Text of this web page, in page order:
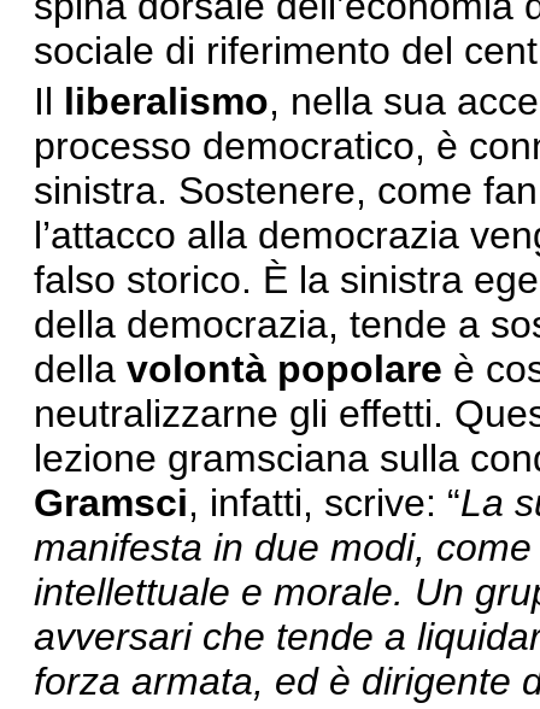
sociale di riferimento del
Il liberalismo, nella sua
processo democratico, è
sinistra. Sostenere, come
l’attacco alla democrazia
falso storico. È la sinistra
della democrazia, tende a
della volontà popolare è
neutralizzarne gli effetti.
lezione gramsciana sulla
Gramsci, infatti, scrive: “La
manifesta in due modi,
intellettuale e morale. Un
avversari che tende a
forza armata, ed è dirigente